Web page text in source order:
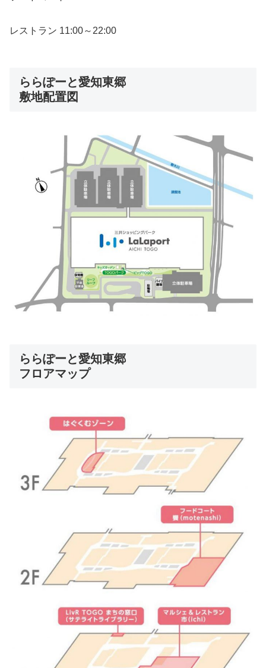
レストラン 11:00～22:00
ららぽーと愛知東郷
敷地配置図
ららぽーと愛知東郷
フロアマップ